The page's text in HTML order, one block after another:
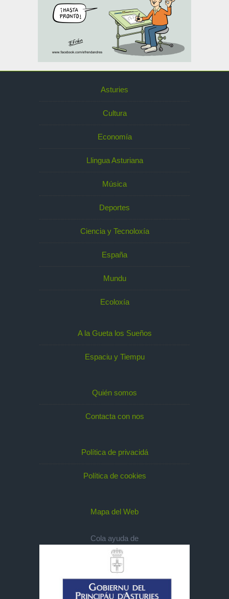
Asturies
Cultura
Economía
Llingua Asturiana
Música
Deportes
Ciencia y Tecnoloxía
España
Mundu
Ecoloxía
A la Gueta los Sueños
Espaciu y Tiempu
Quién somos
Contacta con nos
Política de privacidá
Política de cookies
Mapa del Web
Cola ayuda de